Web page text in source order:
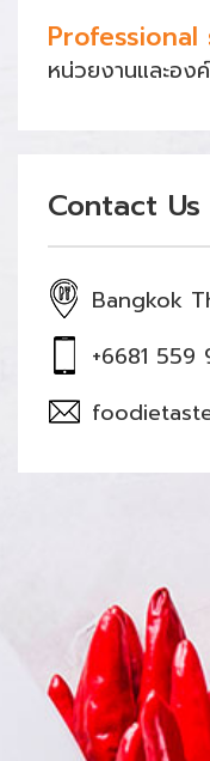
Professional
หน่วยงานและอง
Contact Us
Bangkok
+6681 559